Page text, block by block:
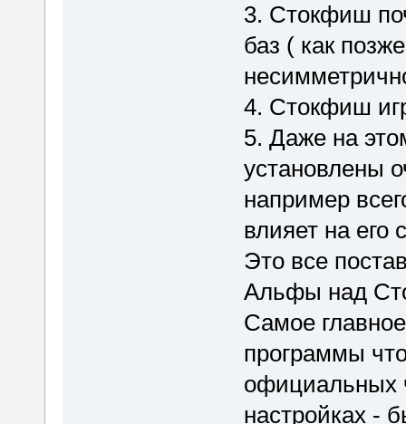
3. Стокфиш
баз ( как
4. Стокфиш
5. Даже на
установлены
например
влияет на его
Это все
Альфы над
Самое
программы
официальных
настройках -